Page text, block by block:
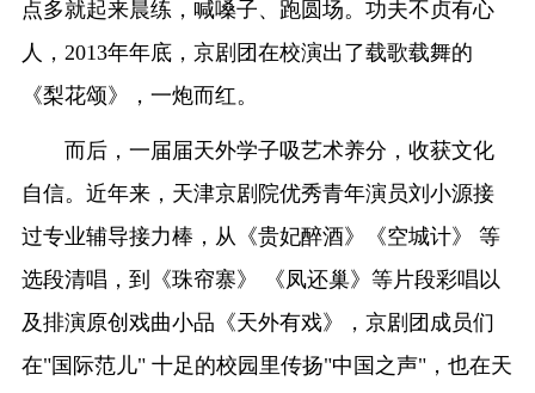
点多就起来晨练，喊嗓子、跑圆场。功夫不贞有心
人，2013年年底，京剧团在校演出了载歌载舞的
《梨花颂》，一炮而红。
而后，一届届天外学子吸艺术养分，收获文化
自信。近年来，天津京剧院优秀青年演员刘小源接
过专业辅导接力棒，从《贵妃醉酒》《空城计》 等
选段清唱，到《珠帘寨》 《凤还巢》等片段彩唱以
及排演原创戏曲小品《天外有戏》，京剧团成员们
在"国际范儿" 十足的校园里传扬"中国之声"，也在天